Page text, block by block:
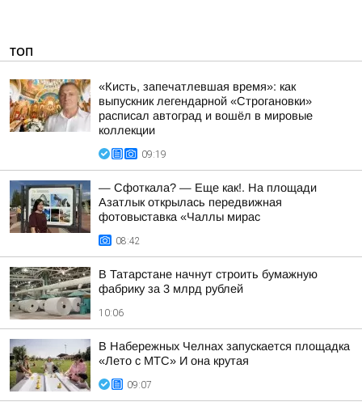
ТОП
«Кисть, запечатлевшая время»: как
выпускник легендарной «Строгановки»
расписал автоград и вошёл в мировые
коллекции
09:19
— Сфоткала? — Еще как!. На площади
Азатлык открылась передвижная
фотовыставка «Чаллы мирас
08:42
В Татарстане начнут строить бумажную
фабрику за 3 млрд рублей
10:06
В Набережных Челнах запускается площадка
«Лето с МТС» И она крутая
09:07